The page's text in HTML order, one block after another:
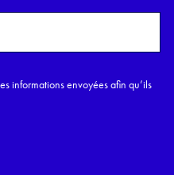
informations envoyées afin qu’ils